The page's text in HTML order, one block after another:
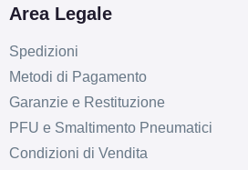
Area Legale
Spedizioni
Metodi di Pagamento
Garanzie e Restituzione
PFU e Smaltimento Pneumatici
Condizioni di Vendita